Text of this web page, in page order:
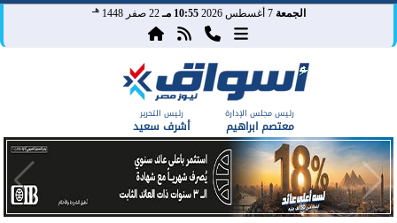
الجمعة 7 أغسطس 2026 10:55 مـ 22 صفر 1448 هـ
رئيس مجلس الإدارة
معتصم ابراهيم
رئيس التحرير
أشرف سعيد